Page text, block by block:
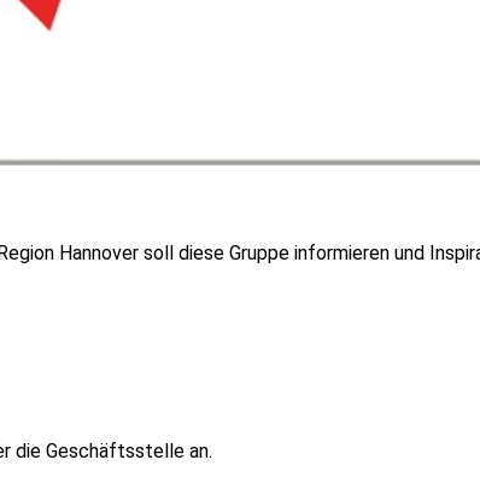
Hannover soll diese Gruppe informieren und
die Geschäftsstelle an.